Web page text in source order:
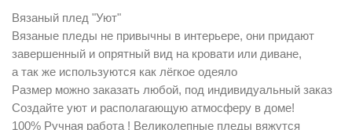
Вязаный плед "Уют"
Вязаные пледы не привычны в интерьере, они придают
завершенный и опрятный вид на кровати или диване,
а так же используются как лёгкое одеяло
Размер можно заказать любой, под индивидуальный заказ
Создайте уют и располагающую атмосферу в доме!
100% Ручная работа ! Великолепные пледы вяжутся